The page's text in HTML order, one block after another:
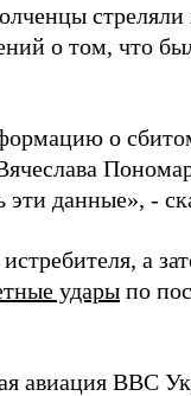
о том, что
о сбитом
данные», -
а
удары по
авиация ВВС